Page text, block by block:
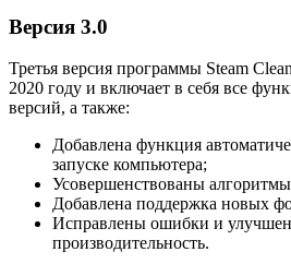
Версия 3.0
Третья версия программы Steam
2020 году и включает в себя все
версий, а также:
Добавлена функция
запуске компьютера;
Усовершенствованы
Добавлена поддержка новых
Исправлены ошибки и
производительность.